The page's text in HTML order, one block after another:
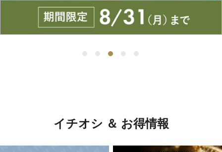
イチオシ ＆ お得情報